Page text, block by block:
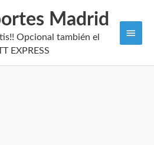
Madrid
Opcional también el
EXPRESS